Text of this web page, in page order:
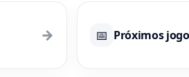
→ 📅 Próximos